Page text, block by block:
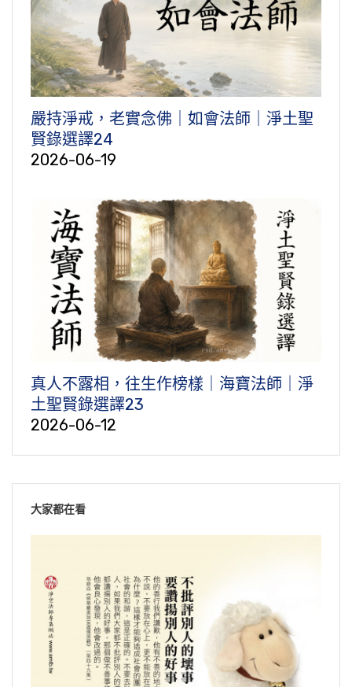
嚴持淨戒，老實念佛｜如會法師｜淨土聖
賢錄選譯24
2026-06-19
真人不露相，往生作榜樣｜海寶法師｜淨
土聖賢錄選譯23
2026-06-12
大家都在看